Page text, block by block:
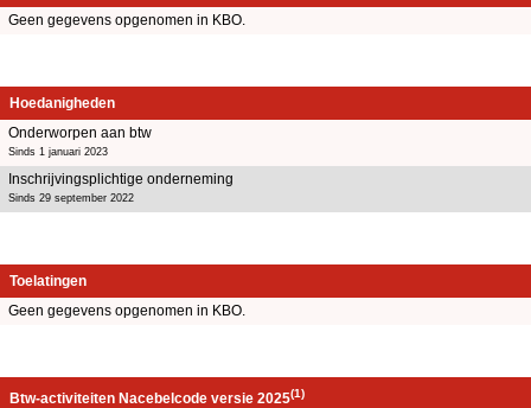
Geen gegevens opgenomen in KBO.
Hoedanigheden
Onderworpen aan btw
Sinds 1 januari 2023
Inschrijvingsplichtige onderneming
Sinds 29 september 2022
Toelatingen
Geen gegevens opgenomen in KBO.
Btw-activiteiten Nacebelcode versie 2025(1)